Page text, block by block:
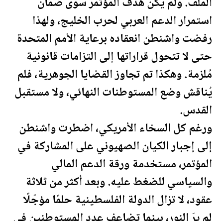
استمرار الدعم العربي لحرب الخليج، ولهذا
رفضت واشنطن انعقاده برعاية الأمم المتحدة
حتى لا تتحول قراراتها إلى التزامات قانونية
مُلزمة. وهكذا تم تجاوز القضايا الجوهرية، فلم
يُناقش وضع المستوطنات النهائي، ولا مستقبل
القدس.
ورغم كل السخاء الأمريكي، اضطرت واشنطن
إلى إجبار الكيان الصهيوني على المشاركة في
المؤتمر، مستخدمة ورقة الدعمالمالي
والسياسي للضغط عليه. وبعد أكثر من ثلاثة
عقود، لا تزال الدولة الفلسطينية حلمًا مؤجّلًا